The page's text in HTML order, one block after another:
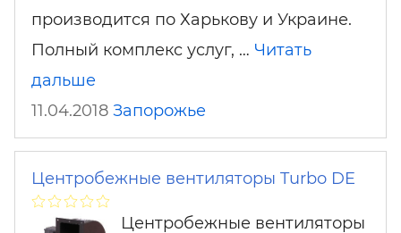
производится по Харькову и Украине.
Полный комплекс услуг, … Читать
дальше
11.04.2018 Запорожье
Центробежные вентиляторы Turbo DE
Центробежные вентиляторы